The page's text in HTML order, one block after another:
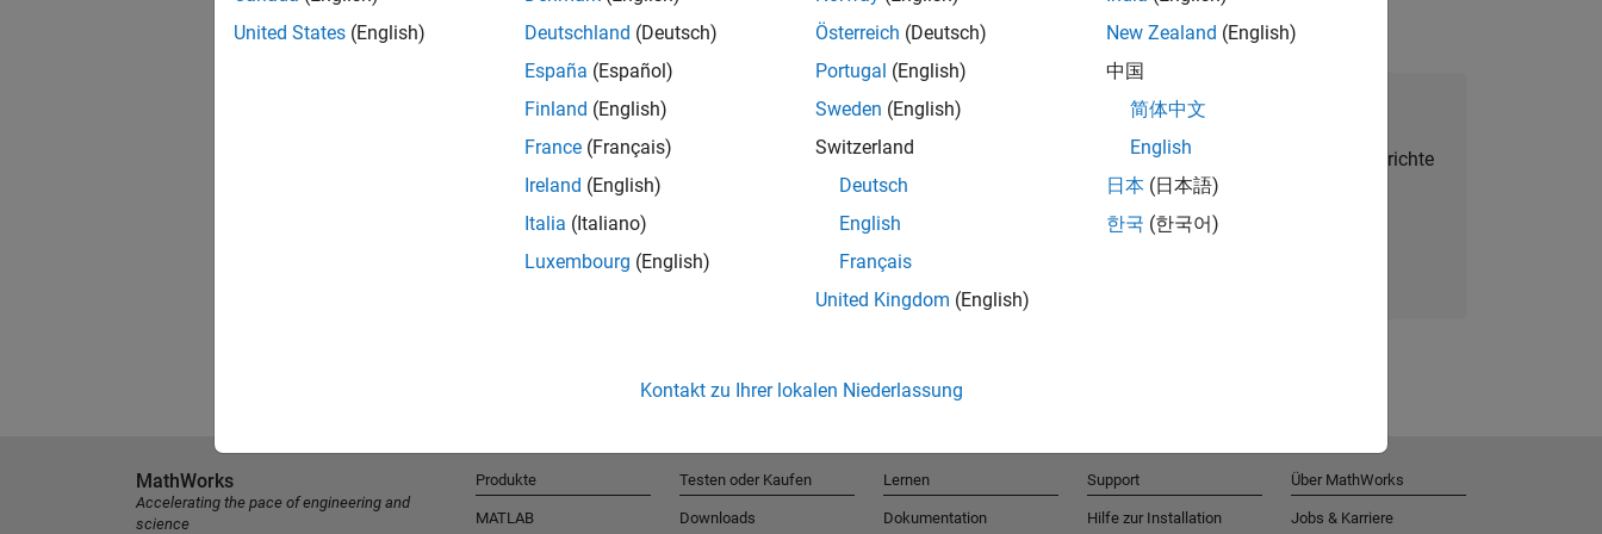
Talent Network beitreten
Erhalten Sie personalisierte Stellenangebote, Berichte
und Unternehmensneuigkeiten.
United States (English)
Deutschland (Deutsch)
España (Español)
Finland (English)
France (Français)
Ireland (English)
Italia (Italiano)
Luxembourg (English)
Österreich (Deutsch)
Portugal (English)
Sweden (English)
Switzerland
Deutsch
English
Français
United Kingdom (English)
New Zealand (English)
中国
简体中文
English
日本 (日本語)
한국 (한국어)
Kontakt zu Ihrer lokalen Niederlassung
MathWorks
Accelerating the pace of engineering and
science
Produkte
MATLAB
Testen oder Kaufen
Downloads
Lernen
Dokumentation
Support
Hilfe zur Installation
Über MathWorks
Jobs & Karriere